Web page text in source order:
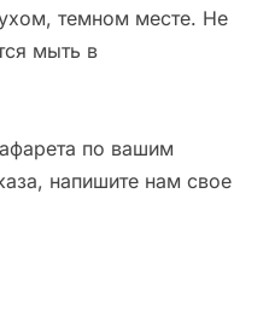
темном месте. Не
мыть в
по вашим
напишите нам свое